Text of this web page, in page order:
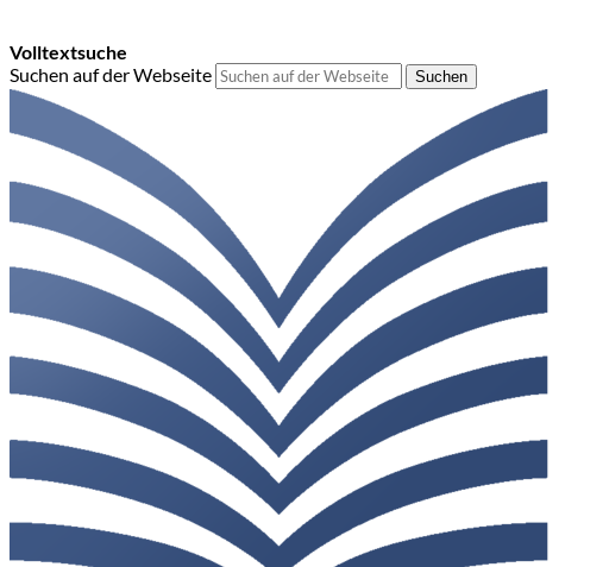
Volltextsuche
Suchen auf der Webseite
Suchen